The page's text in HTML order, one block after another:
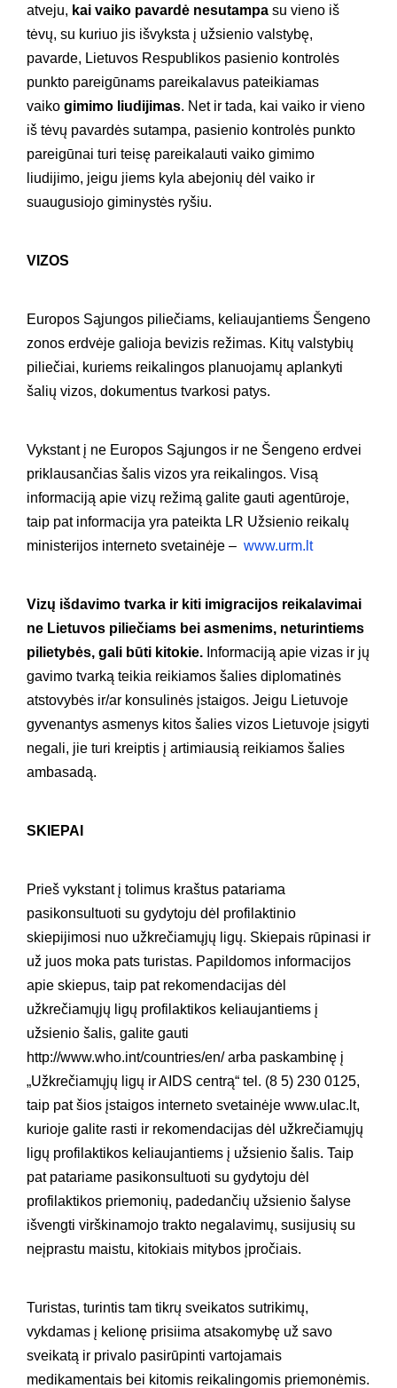
atveju, kai vaiko pavardė nesutampa su vieno iš
tėvų, su kuriuo jis išvyksta į užsienio valstybę,
pavarde, Lietuvos Respublikos pasienio kontrolės
punkto pareigūnams pareikalavus pateikiamas
vaiko gimimo liudijimas. Net ir tada, kai vaiko ir vieno
iš tėvų pavardės sutampa, pasienio kontrolės punkto
pareigūnai turi teisę pareikalauti vaiko gimimo
liudijimo, jeigu jiems kyla abejonių dėl vaiko ir
suaugusiojo giminystės ryšiu.
V IZOS
Europos Sąjungos piliečiams, keliaujantiems Šengeno
zonos erdvėje galioja bevizis režimas. Kitų valstybių
piliečiai, kuriems reikalingos planuojamų aplankyti
šalių vizos, dokumentus tvarkosi patys.
Vykstant į ne Europos Sąjungos ir ne Šengeno erdvei
priklausančias šalis vizos yra reikalingos. Visą
informaciją apie vizų režimą galite gauti agentūroje,
taip pat informacija yra pateikta LR Užsienio reikalų
ministerijos interneto svetainėje – www.urm.lt
Vizų išdavimo tvarka ir kiti imigracijos reikalavimai
ne Lietuvos piliečiams bei asmenims, neturintiems
pilietybės, gali būti kitokie. Informaciją apie vizas ir jų
gavimo tvarką teikia reikiamos šalies diplomatinės
atstovybės ir/ar konsulinės įstaigos. Jeigu Lietuvoje
gyvenantys asmenys kitos šalies vizos Lietuvoje įsigyti
negali, jie turi kreiptis į artimiausią reikiamos šalies
ambasadą.
SKIEPAI
Prieš vykstant į tolimus kraštus patariama
pasikonsultuoti su gydytoju dėl profilaktinio
skiepijimosi nuo užkrečiamųjų ligų. Skiepais rūpinasi ir
už juos moka pats turistas. Papildomos informacijos
apie skiepus, taip pat rekomendacijas dėl
užkrečiamųjų ligų profilaktikos keliaujantiems į
užsienio šalis, galite gauti
http://www.who.int/countries/en/ arba paskambinę į
„Užkrečiamųjų ligų ir AIDS centrą“ tel. (8 5) 230 0125,
taip pat šios įstaigos interneto svetainėje www.ulac.lt,
kurioje galite rasti ir rekomendacijas dėl užkrečiamųjų
ligų profilaktikos keliaujantiems į užsienio šalis. Taip
pat patariame pasikonsultuoti su gydytoju dėl
profilaktikos priemonių, padedančių užsienio šalyse
išvengti virškinamojo trakto negalavimų, susijusių su
neįprastu maistu, kitokiais mitybos įpročiais.
Turistas, turintis tam tikrų sveikatos sutrikimų,
vykdamas į kelionę prisiima atsakomybę už savo
sveikatą ir privalo pasirūpinti vartojamais
medikamentais bei kitomis reikalingomis priemonėmis.